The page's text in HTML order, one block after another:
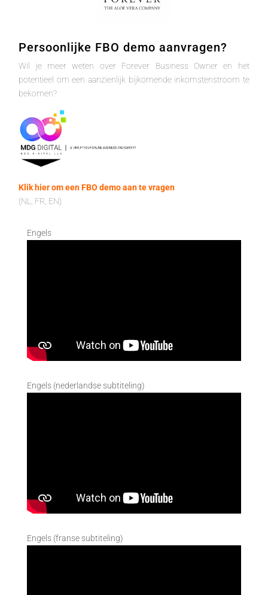
Persoonlijke FBO demo aanvragen?
Wil je meer weten over Forever Business Owner en het
potentieel om een aanzienlijk bijkomende inkomstenstroom te
bekomen?
Klik hier om een FBO demo aan te vragen
(NL, FR, EN)
Engels
Engels (nederlandse subtiteling)
Engels (franse subtiteling)